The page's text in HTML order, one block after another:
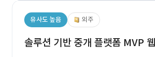
유사도 높음 외주
솔루션 기반 중개 플랫폼 MVP